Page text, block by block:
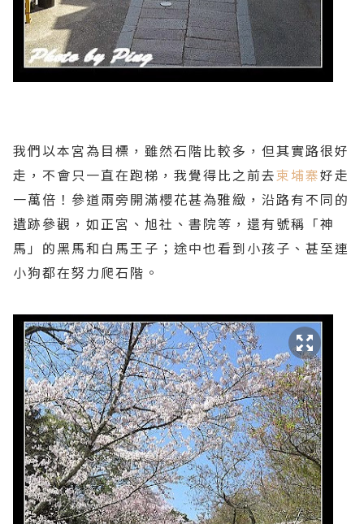
我們以本宮為目標，雖然石階比較多，但其實路很好
走，不會只一直在跑梯，我覺得比之前去柬埔寨好走
一萬倍！參道兩旁開滿櫻花甚為雅緻，沿路有不同的
遺跡參觀，如正宮、旭社、書院等，還有號稱「神
馬」的黑馬和白馬王子；途中也看到小孩子、甚至連
小狗都在努力爬石階。